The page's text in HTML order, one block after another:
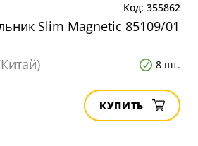
Код: 355862
Slim Magnetic 85109/01
8 шт.
КУПИТЬ